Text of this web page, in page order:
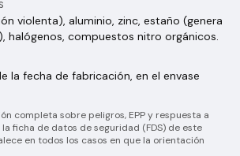
violenta), aluminio, zinc, estaño (genera
halógenos, compuestos nitro orgánicos.
la fecha de fabricación, en el envase
completa sobre peligros, EPP y respuesta a
ficha de datos de seguridad (FDS) de este
en todos los casos en que la orientación